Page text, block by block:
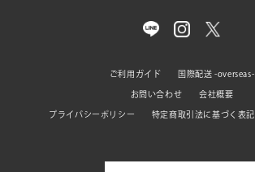
ご利用ガイド 国際配送 -overseas-
お問い合わせ 会社概要
プライバシーポリシー 特定商取引法に基づく表記